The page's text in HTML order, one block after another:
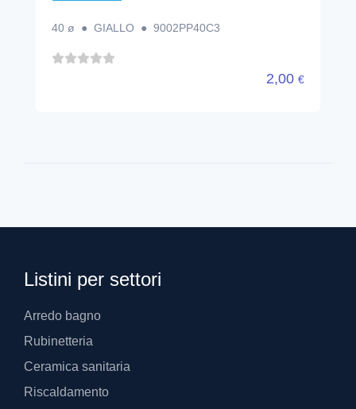
40 ø ● GIALLO ● 9002PP40C3
2,00 €
Listini per settori
Arredo bagno
Rubinetteria
Ceramica sanitaria
Riscaldamento